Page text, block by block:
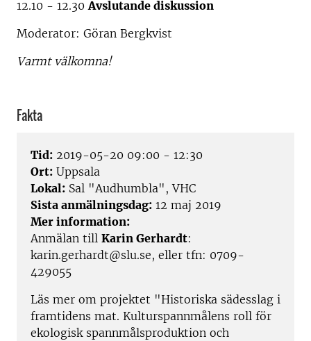
12.10 - 12.30Avslutande diskussion
Moderator: Göran Bergkvist
Varmt välkomna!
Fakta
Tid: 2019-05-20 09:00 - 12:30
Ort: Uppsala
Lokal: Sal "Audhumbla", VHC
Sista anmälningsdag: 12 maj 2019
Mer information:
Anmälan till Karin Gerhardt:
karin.gerhardt@slu.se, eller tfn: 0709-
429055
Läs mer om projektet "Historiska sädesslag i
framtidens mat. Kulturspannmålens roll för
ekologisk spannmålsproduktion och